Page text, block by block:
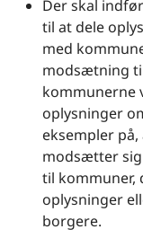
Der skal
til at dele
med
modsætning
kommunerne
oplysninger
eksempler
modsætter
til kommuner,
oplysninger
borgere.